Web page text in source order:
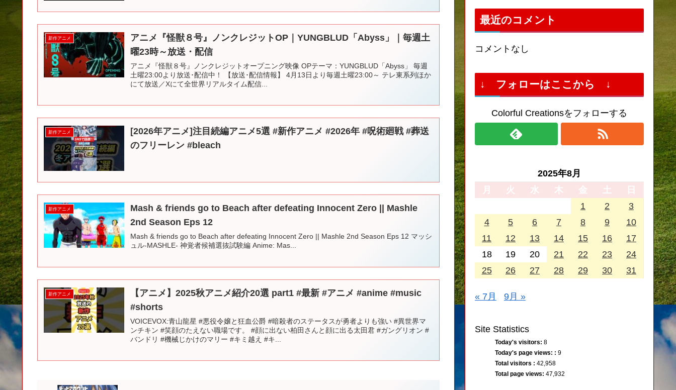
新作アニメ
アニメ『怪獣８号』ノンクレジットOP｜YUNGBLUD「Abyss」｜毎週土
曜23時～放送・配信
アニメ『怪獣８号』ノンクレジットオープニング映像 OPテーマ：YUNGBLUD「Abyss」 毎週
土曜23:00より放送･配信中！ 【放送･配信情報】 4月13日より毎週土曜23:00～ テレ東系列ほか
にて放送／Xにて全世界リアルタイム配信...
新作アニメ
[2026年アニメ]注目続編アニメ5選 #新作アニメ #2026年 #呪術廻戦 #葬送
のフリーレン #bleach
新作アニメ
Mash & friends go to Beach after defeating Innocent Zero || Mashle
2nd Season Eps 12
Mash & friends go to Beach after defeating Innocent Zero || Mashle 2nd Season Eps 12 マッシ
ュル-MASHLE- 神覚者候補選抜試験編 Anime: Mas...
新作アニメ
【アニメ】2025秋アニメ紹介20選 part1 #最新 #アニメ #anime #music
#shorts
VOICEVOX:青山龍星 #悪役令嬢と狂血公爵 #暗殺者のステータスが勇者よりも強い #異世界マ
ンチキン #笑顔のたえない職場です。 #顔に出ない柏田さんと顔に出る太田君 #ガングリオン #
バンドリ #機械じかけのマリー #キミ越え #キ...
最近のコメント
コメントなし
↓ フォローはここから ↓
Colorful Creationsをフォローする
2025年8月
月
火 水 木 金 土
日
1
2
3
4
5 6 7 8 9
10
11
12 13 14 15 16
17
18
19 20 21 22 23
24
25
26 27 28 29 30 31
« 7月 9月 »
Site Statistics
Today's visitors: 8
Today's page views: : 9
Total visitors : 42,958
Total page views: 47,932